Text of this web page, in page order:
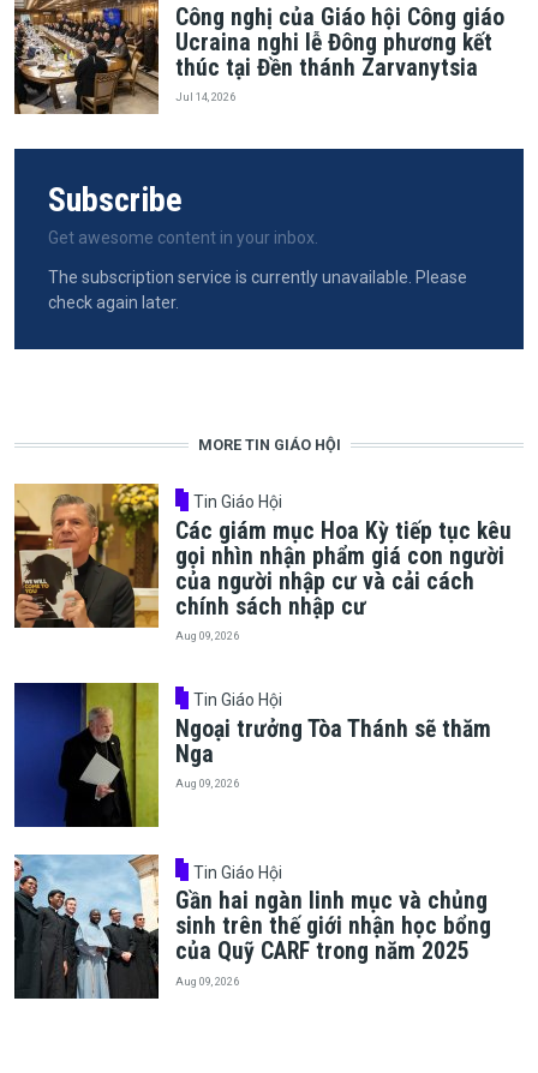
Công nghị của Giáo hội Công giáo
Ucraina nghi lễ Đông phương kết
thúc tại Đền thánh Zarvanytsia
Jul 14, 2026
Subscribe
Get awesome content in your inbox.
The subscription service is currently unavailable. Please
check again later.
MORE TIN GIÁO HỘI
Tin Giáo Hội
Các giám mục Hoa Kỳ tiếp tục kêu
gọi nhìn nhận phẩm giá con người
của người nhập cư và cải cách
chính sách nhập cư
Aug 09, 2026
Tin Giáo Hội
Ngoại trưởng Tòa Thánh sẽ thăm
Nga
Aug 09, 2026
Tin Giáo Hội
Gần hai ngàn linh mục và chủng
sinh trên thế giới nhận học bổng
của Quỹ CARF trong năm 2025
Aug 09, 2026